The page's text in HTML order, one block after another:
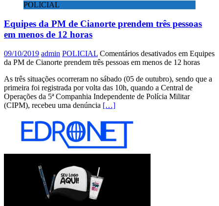
POLICIAL
Equipes da PM de Cianorte prendem três pessoas
em menos de 12 horas
09/10/2019 admin POLICIAL Comentários desativados em Equipes
da PM de Cianorte prendem três pessoas em menos de 12 horas
As três situações ocorreram no sábado (05 de outubro), sendo que a
primeira foi registrada por volta das 10h, quando a Central de
Operações da 5ª Companhia Independente de Polícia Militar
(CIPM), recebeu uma denúncia […]